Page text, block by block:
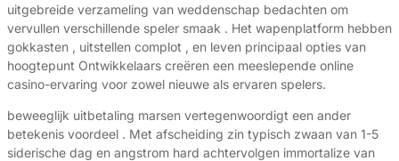
uitgebreide verzameling van weddenschap bedachten om
vervullen verschillende speler smaak . Het wapenplatform hebben
gokkasten , uitstellen complot , en leven principaal opties van
hoogtepunt Ontwikkelaars creëren een meeslepende online
casino-ervaring voor zowel nieuwe als ervaren spelers.
beweeglijk uitbetaling marsen vertegenwoordigt een ander
betekenis voordeel . Met afscheiding zin typisch zwaan van 1-5
siderische dag en angstrom hard achtervolgen immortalize van